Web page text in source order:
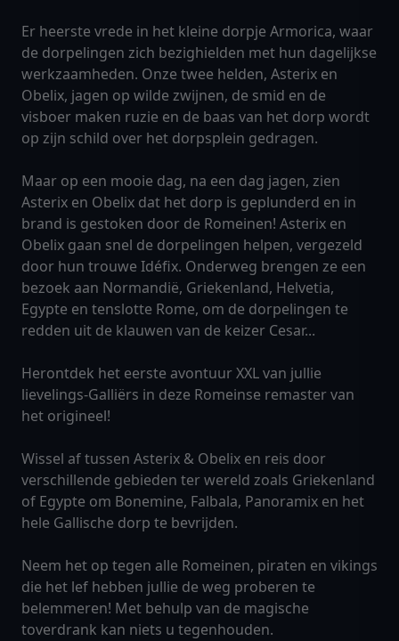
Er heerste vrede in het kleine dorpje Armorica, waar
de dorpelingen zich bezighielden met hun dagelijkse
werkzaamheden. Onze twee helden, Asterix en
Obelix, jagen op wilde zwijnen, de smid en de
visboer maken ruzie en de baas van het dorp wordt
op zijn schild over het dorpsplein gedragen.
Maar op een mooie dag, na een dag jagen, zien
Asterix en Obelix dat het dorp is geplunderd en in
brand is gestoken door de Romeinen! Asterix en
Obelix gaan snel de dorpelingen helpen, vergezeld
door hun trouwe Idéfix. Onderweg brengen ze een
bezoek aan Normandië, Griekenland, Helvetia,
Egypte en tenslotte Rome, om de dorpelingen te
redden uit de klauwen van de keizer Cesar...
Herontdek het eerste avontuur XXL van jullie
lievelings-Galliërs in deze Romeinse remaster van
het origineel!
Wissel af tussen Asterix & Obelix en reis door
verschillende gebieden ter wereld zoals Griekenland
of Egypte om Bonemine, Falbala, Panoramix en het
hele Gallische dorp te bevrijden.
Neem het op tegen alle Romeinen, piraten en vikings
die het lef hebben jullie de weg proberen te
belemmeren! Met behulp van de magische
toverdrank kan niets u tegenhouden.